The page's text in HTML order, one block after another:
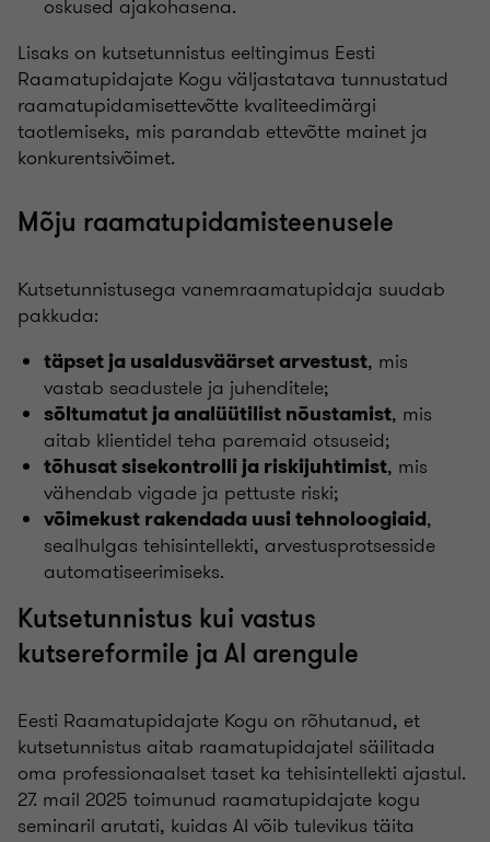
oskused ajakohasena.
Lisaks on kutsetunnistus eeltingimus Eesti
Raamatupidajate Kogu väljastatava tunnustatud
raamatupidamisettevõtte kvaliteedimärgi
taotlemiseks, mis parandab ettevõtte mainet ja
konkurentsivõimet.
Mõju raamatupidamisteenusele
Kutsetunnistusega vanemraamatupidaja suudab
pakkuda:
täpset ja usaldusväärset arvestust, mis
vastab seadustele ja juhenditele;
sõltumatut ja analüütilist nõustamist, mis
aitab klientidel teha paremaid otsuseid;
tõhusat sisekontrolli ja riskijuhtimist, mis
vähendab vigade ja pettuste riski;
võimekust rakendada uusi tehnoloogiaid,
sealhulgas tehisintellekti, arvestusprotsesside
automatiseerimiseks.
Kutsetunnistus kui vastus
kutsereformile ja AI arengule
Eesti Raamatupidajate Kogu on rõhutanud, et
kutsetunnistus aitab raamatupidajatel säilitada
oma professionaalset taset ka tehisintellekti ajastul.
27. mail 2025 toimunud raamatupidajate kogu
seminaril arutati, kuidas AI võib tulevikus täita